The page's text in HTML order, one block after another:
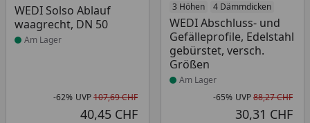
WEDI Solso Ablauf
waagrecht, DN 50
Produkt am Lager
Am Lager
Rabatt in Prozent
-62%
Ursprünglicher Preis
UVP107,69 CHF
40,45 CHF
3 Höhen 4 Dämmdicken
WEDI Abschluss- und
Gefälleprofile, Edelstahl
gebürstet, versch.
Größen
Produkt am Lager
Am Lager
-65% UVP88,27 CHF
30,31 CHF